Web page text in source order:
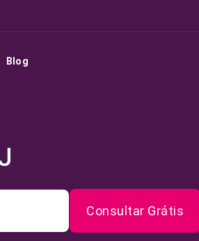
Blog
Consultar Grátis